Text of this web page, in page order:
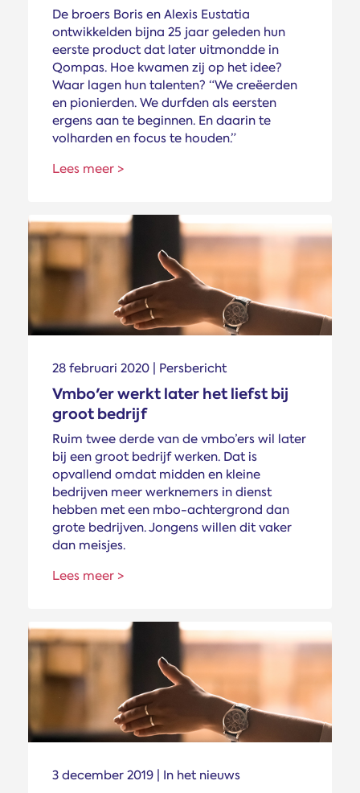
De broers Boris en Alexis Eustatia
ontwikkelden bijna 25 jaar geleden hun
eerste product dat later uitmondde in
Qompas. Hoe kwamen zij op het idee?
Waar lagen hun talenten? “We creëerden
en pionierden. We durfden als eersten
ergens aan te beginnen. En daarin te
volharden en focus te houden.”
Lees meer >
28 februari 2020 | Persbericht
Vmbo'er werkt later het liefst bij
groot bedrijf
Ruim twee derde van de vmbo’ers wil later
bij een groot bedrijf werken. Dat is
opvallend omdat midden en kleine
bedrijven meer werknemers in dienst
hebben met een mbo-achtergrond dan
grote bedrijven. Jongens willen dit vaker
dan meisjes.
Lees meer >
3 december 2019 | In het nieuws